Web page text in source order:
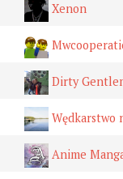
Xenon
Dirty
Wędkarstwo
Anime